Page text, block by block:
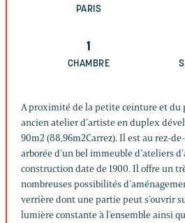
PARIS
1
CHAMBRE
A proximité de la petite ceinture et du
ancien atelier d’artiste en duplex
90m2 (88,96m2Carrez). Il est au rez-
arborée d’un bel immeuble d’ateliers
construction date de 1900. Il offre un
nombreuses possibilités
verrière dont une partie peut s’ouvrir
lumière constante à l’ensemble ainsi